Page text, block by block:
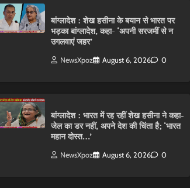
बांग्लादेश : शेख हसीना के बयान से भारत पर
भड़का बांग्लादेश, कहा- ‘अपनी सरजमीं से न
उगलवाएं जहर’
NewsXpoz August 6, 2026 0
बांग्लादेश : भारत में रह रहीं शेख हसीना ने कहा-
जेल का डर नहीं, अपने देश की चिंता है; ‘भारत
महान दोस्त…’
NewsXpoz August 6, 2026 0